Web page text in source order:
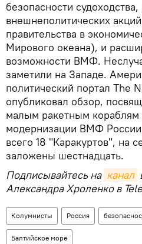
безопасности
внешнеполитических
правительства в
Мирового океана), и
возможности ВМФ.
заметили на Западе.
политический портал The
опубликовал обзор,
малым ракетным кораблям
модернизации ВМФ
всего 18 "Каракуртов", на
заложены шестнадцать.
Подписывайтесь на канал
Александра Хроленко в
Колумнисты Россия
Балтийское море